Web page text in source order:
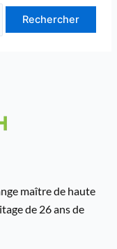
maître de haute
de 26 ans de